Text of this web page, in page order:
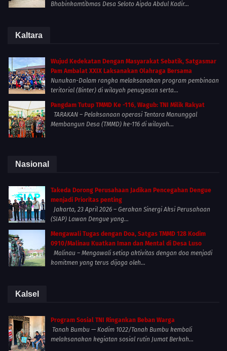
Bhabinkamtibmas Desa Seloto Aipda Abdul Kadir...
Kaltara
Wujud Kedekatan Dengan Masyarakat Sebatik, Satgasmar
Pam Ambalat XXIX Laksanakan Olahraga Bersama
Nunukan-Dalam rangka melaksanakan program pembinaan
teritorial (Binter) di wilayah penugasan serta...
Pangdam Tutup TMMD Ke -116, Wagub: TNI Milik Rakyat
TARAKAN – Pelaksanaan operasi Tentara Manunggal
Membangun Desa (TMMD) ke-116 di wilayah...
Nasional
Takeda Dorong Perusahaan Jadikan Pencegahan Dengue
menjadi Prioritas penting
Jakarta, 23 April 2026 – Gerakan Sinergi Aksi Perusahaan
(SIAP) Lawan Dengue yang...
Mengawali Tugas dengan Doa, Satgas TMMD 128 Kodim
0910/Malinau Kuatkan Iman dan Mental di Desa Luso
Malinau – Mengawali setiap aktivitas dengan doa menjadi
komitmen yang terus dijaga oleh...
Kalsel
Program Sosial TNI Ringankan Beban Warga
Tanah Bumbu — Kodim 1022/Tanah Bumbu kembali
melaksanakan kegiatan sosial rutin Jumat Berkah...